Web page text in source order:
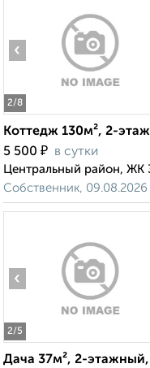
2/8
‹
Коттедж 130м², 2-
5 500 ₽ в сутки
Центральный район, ЖК
Собственник, 09.08.2026
2/5
‹
Дача 37м², 2-